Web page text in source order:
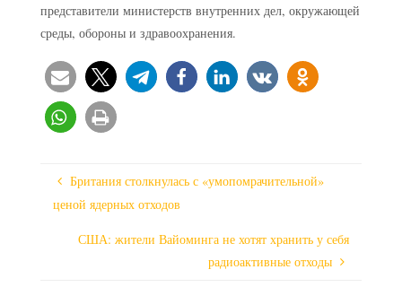
представители министерств внутренних дел, окружающей
среды, обороны и здравоохранения.
Британия столкнулась с «умопомрачительной»
ценой ядерных отходов
США: жители Вайоминга не хотят хранить у себя
радиоактивные отходы